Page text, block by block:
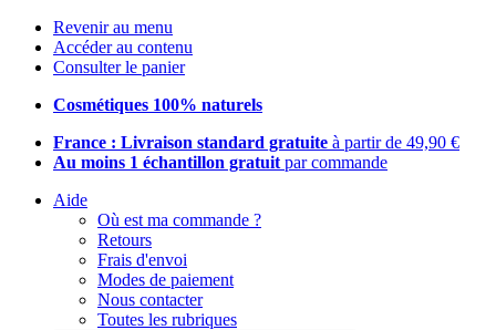
Revenir au menu
Accéder au contenu
Consulter le panier
Cosmétiques 100% naturels
France : Livraison standard gratuite à partir de 49,90 €
Au moins 1 échantillon gratuit par commande
Aide
Où est ma commande ?
Retours
Frais d'envoi
Modes de paiement
Nous contacter
Toutes les rubriques